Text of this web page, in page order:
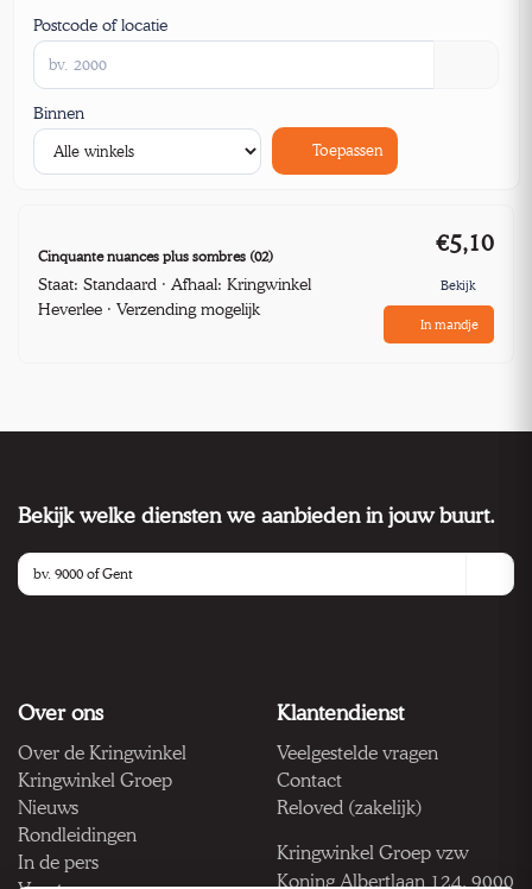
Postcode of locatie
Binnen
Toepassen
Cinquante nuances plus sombres (02)
Staat: Standaard · Afhaal: Kringwinkel
Heverlee · Verzending mogelijk
€5,10
Bekijk
In mandje
Bekijk welke diensten we aanbieden in jouw buurt.
Over ons
Over de Kringwinkel
Kringwinkel Groep
Nieuws
Rondleidingen
In de pers
Klantendienst
Veelgestelde vragen
Contact
Reloved (zakelijk)
Kringwinkel Groep vzw
Koning Albertlaan 124, 9000